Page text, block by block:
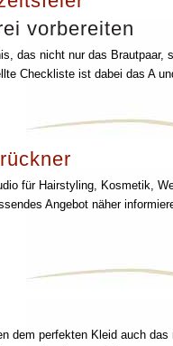
vorbereiten
das nicht nur das Brautpaar,
Checkliste ist dabei das A
für Hairstyling, Kosmetik,
Angebot näher
dem perfekten Kleid auch